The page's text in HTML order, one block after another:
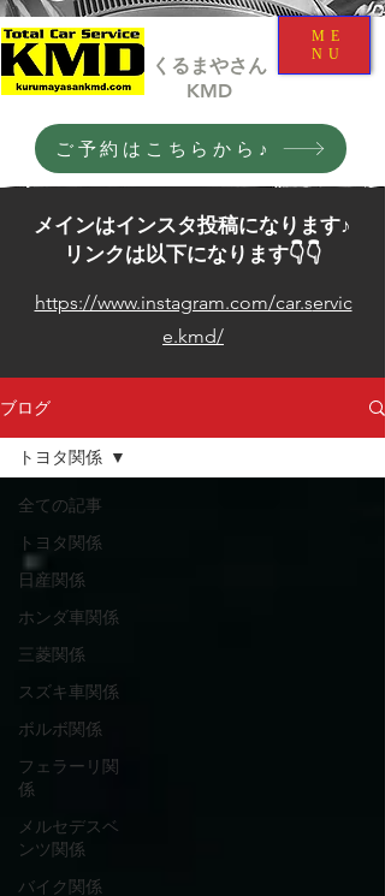
くるまやさん
​KMD
ご予約はこちらから♪
ME
NU
メインはインスタ投稿になります♪
​リンクは以下になります👇👇
https://www.instagram.com/car.servic
e.kmd/
ブログ
全ての記事
トヨタ関係
日産関係
ホンダ車関係
三菱関係
スズキ車関係
ボルボ関係
フェラーリ関
係
メルセデスベ
ンツ関係
バイク関係
トヨタ関係